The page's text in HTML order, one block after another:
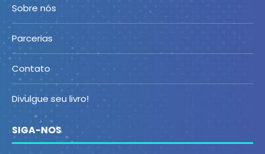
Sobre nós
Parcerias
Contato
Divulgue seu livro!
SIGA-NOS